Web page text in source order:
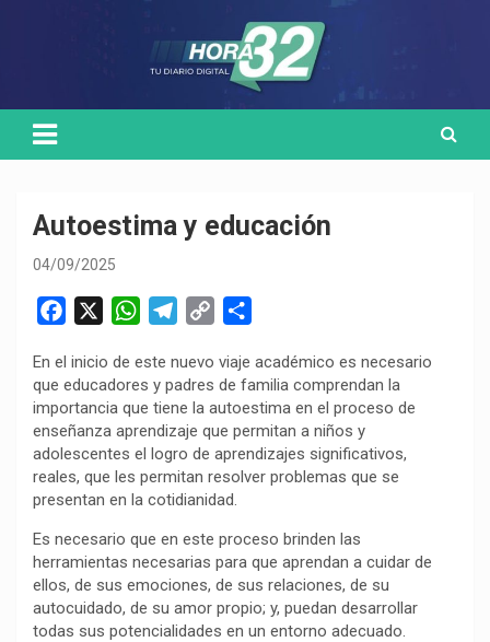
Autoestima y educación
04/09/2025
c
e
b
o
o
k
W
a
t
s
A
p
p
l
e
g
r
a
m
p
y
L
i
n
k
m
p
a
r
t
r
En el inicio de este nuevo viaje académico es necesario
que educadores y padres de familia comprendan la
importancia que tiene la autoestima en el proceso de
enseñanza aprendizaje que permitan a niños y
adolescentes el logro de aprendizajes significativos,
reales, que les permitan resolver problemas que se
presentan en la cotidianidad.
Es necesario que en este proceso brinden las
herramientas necesarias para que aprendan a cuidar de
ellos, de sus emociones, de sus relaciones, de su
autocuidado, de su amor propio; y, puedan desarrollar
todas sus potencialidades en un entorno adecuado.